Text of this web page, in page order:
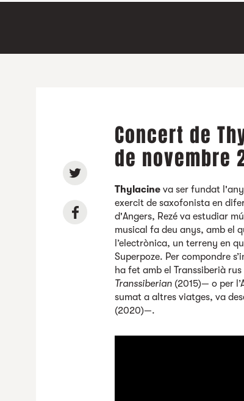
Concert de
de novembre
Thylacine va ser fundat
exercit de saxofonista en
d'Angers, Rezé va estudiar
musical fa deu anys, amb el
l’electrònica, un terreny en
Superpoze. Per compondre
ha fet amb el Transsiberià
Transsiberian (2015)— o per
sumat a altres viatges, va
(2020)—.